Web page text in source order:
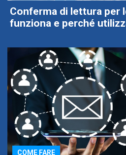
Conferma di lettura per
funziona e perché
COME FARE